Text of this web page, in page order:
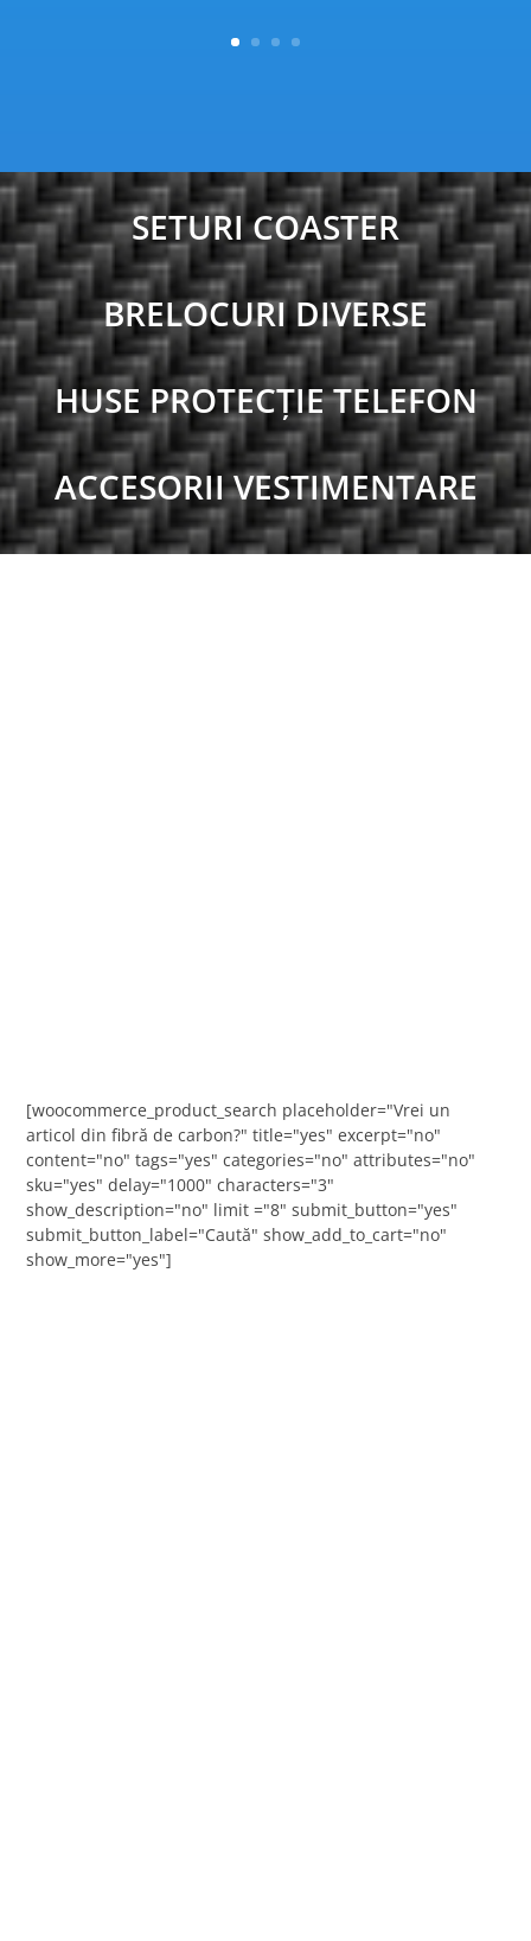
SETURI COASTER
BRELOCURI DIVERSE
HUSE PROTECȚIE TELEFON
ACCESORII VESTIMENTARE
[woocommerce_product_search placeholder="Vrei un
articol din fibră de carbon?" title="yes" excerpt="no"
content="no" tags="yes" categories="no" attributes="no"
sku="yes" delay="1000" characters="3"
show_description="no" limit ="8" submit_button="yes"
submit_button_label="Caută" show_add_to_cart="no"
show_more="yes"]